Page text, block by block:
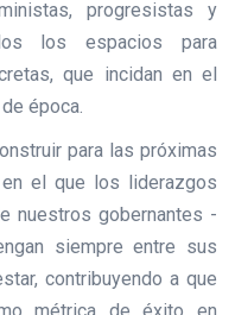
progresistas y
los espacios para
que incidan en el
época.
para las próximas
el que los liderazgos
nuestros gobernantes -
siempre entre sus
contribuyendo a que